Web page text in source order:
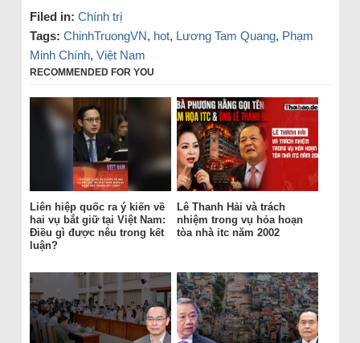
Filed in: Chính trị
Tags: ChinhTruongVN, hot, Lương Tam Quang, Phạm
Minh Chính, Việt Nam
RECOMMENDED FOR YOU
Liên hiệp quốc ra ý kiến về
hai vụ bắt giữ tại Việt Nam:
Điều gì được nêu trong kết
luận?
Lê Thanh Hải và trách
nhiệm trong vụ hỏa hoạn
tòa nhà itc năm 2002